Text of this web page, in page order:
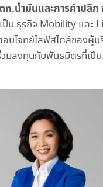
.น้ำมันและการค้าปลีก
เป็น ธุรกิจ Mobility แล
โจทย์ไลฟ์สไตล์ของผู้บ
วมลงทุนกับพันธมิตรที่เป็